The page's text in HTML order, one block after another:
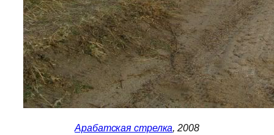
Арабатская стрелка, 2008